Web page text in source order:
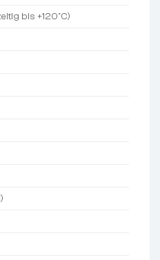
bis +120°C)